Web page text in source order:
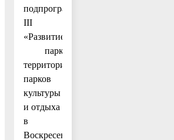
подпрограммы
III
«Развитие
парковых
территорий,
парков
культуры
и отдыха
в
Воскресенском